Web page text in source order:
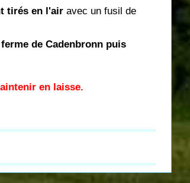
tirés en l'air avec un fusil de
de Cadenbronn puis
en laisse.